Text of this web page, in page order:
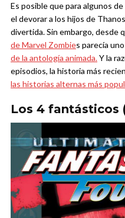
Es posible que para algunos
el devorar a los hijos de
divertida. Sin embargo, desde
de Marvel Zombies parecía
de la antología animada.Y la
episodios, la historia más
las historias alternas más
Los 4 fantásticos